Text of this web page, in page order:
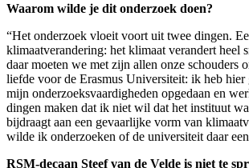
Waarom wilde je dit onderzoek doen?
“Het onderzoek vloeit voort uit twee dingen.
klimaatverandering: het klimaat verandert heel
daar moeten we met zijn allen onze schouders
liefde voor de Erasmus Universiteit: ik heb hier
mijn onderzoeksvaardigheden opgedaan en
dingen maken dat ik niet wil dat het instituut
bijdraagt aan een gevaarlijke vorm van
wilde ik onderzoeken of de universiteit daar
RSM-decaan Steef van de Velde is niet te